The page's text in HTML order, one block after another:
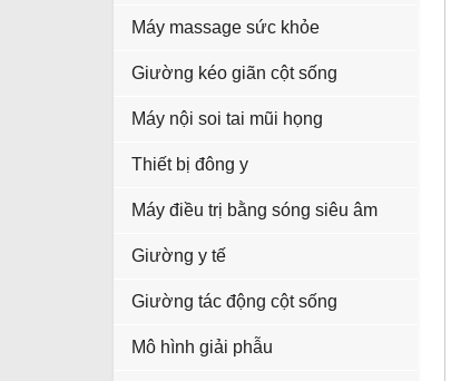
Máy massage sức khỏe
Giường kéo giãn cột sống
Máy nội soi tai mũi họng
Thiết bị đông y
Máy điều trị bằng sóng siêu âm
Giường y tế
Giường tác động cột sống
Mô hình giải phẫu